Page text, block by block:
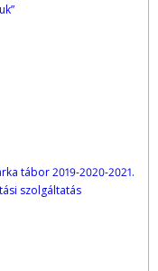
tábor 2019-2020-2021.
szolgáltatás